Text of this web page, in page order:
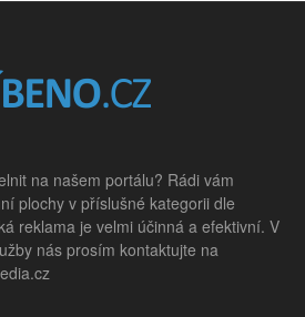
na našem portálu? Rádi vám
plochy v příslušné kategorii dle
reklama je velmi účinná a efektivní. V
nás prosím kontaktujte na